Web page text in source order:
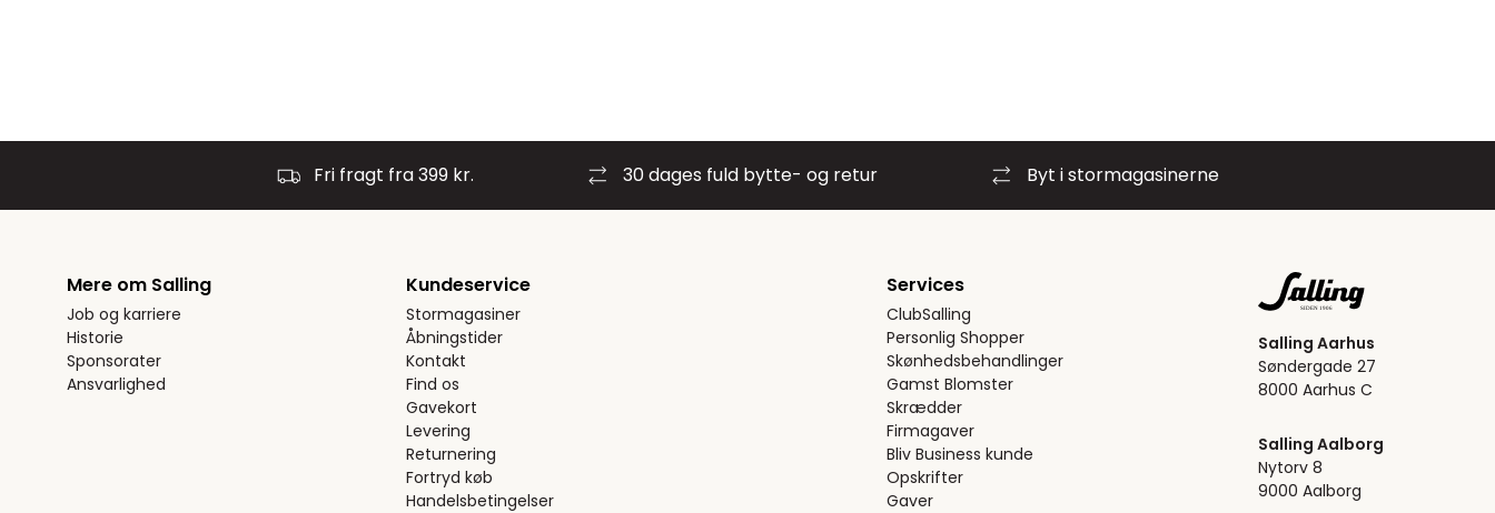
Fri fragt fra 399 kr. 30 dages fuld bytte- og retur Byt i stormagasinerne
Mere om Salling
Job og karriere
Historie
Sponsorater
Ansvarlighed
Kundeservice
Stormagasiner
Åbningstider
Kontakt
Find os
Gavekort
Levering
Returnering
Fortryd køb
Handelsbetingelser
Services
ClubSalling
Personlig Shopper
Skønhedsbehandlinger
Gamst Blomster
Skrædder
Firmagaver
Bliv Business kunde
Opskrifter
Gaver
Salling Aarhus
Søndergade 27
8000 Aarhus C
Salling Aalborg
Nytorv 8
9000 Aalborg